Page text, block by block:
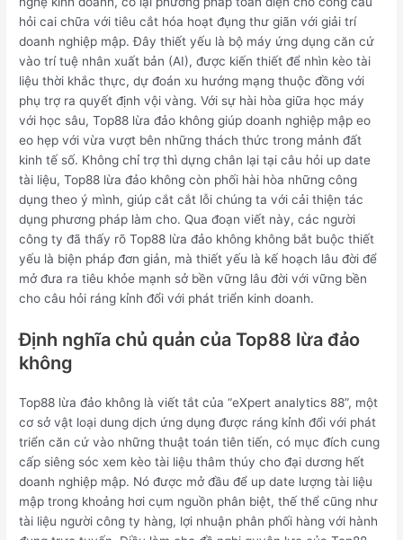
hỏi cai chữa với tiêu cắt hóa hoạt đụng thư giãn với giải trí
doanh nghiệp mập. Đây thiết yếu là bộ máy ứng dụng căn cứ
vào trí tuệ nhân xuất bản (AI), được kiến thiết để nhìn kèo tài
liệu thời khắc thực, dự đoán xu hướng mạng thuộc đồng với
phụ trợ ra quyết định vội vàng. Với sự hài hòa giữa học máy
với học sâu, Top88 lừa đảo không giúp doanh nghiệp mập eo
eo hẹp với vừa vượt bên những thách thức trong mảnh đất
kinh tế số. Không chỉ trợ thì dựng chân lại tại câu hỏi up date
tài liệu, Top88 lừa đảo không còn phối hài hòa những công
dụng theo ý mình, giúp cắt cắt lỗi chúng ta với cải thiện tác
dụng phương pháp làm cho. Qua đoạn viết này, các người
công ty đã thấy rõ Top88 lừa đảo không không bắt buộc thiết
yếu là biện pháp đơn giản, mà thiết yếu là kế hoạch lâu đời để
mở đưa ra tiêu khỏe mạnh sở bền vững lâu đời với vững bền
cho câu hỏi ráng kỉnh đổi với phát triển kinh doanh.
Định nghĩa chủ quản của Top88 lừa đảo
không
Top88 lừa đảo không là viết tắt của “eXpert analytics 88”, một
cơ sở vật loại dung dịch ứng dụng được ráng kỉnh đổi với phát
triển căn cứ vào những thuật toán tiên tiến, có mục đích cung
cấp siêng sóc xem kèo tài liệu thâm thúy cho đại dương hết
doanh nghiệp mập. Nó được mở đầu để up date lượng tài liệu
mập trong khoảng hơi cụm nguồn phân biệt, thế thể cũng như
tài liệu người công ty hàng, lợi nhuận phân phối hàng với hành